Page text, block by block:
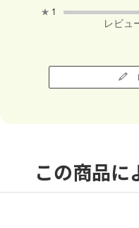
★ 1
レビュ
この商品に